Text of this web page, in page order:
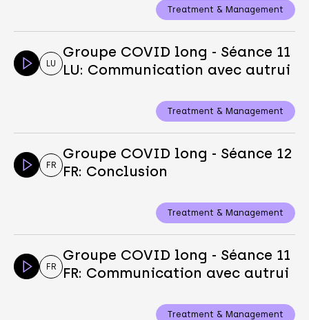
Treatment & Management
LU
Groupe COVID long - Séance 11
LU: Communication avec autrui
Treatment & Management
FR
Groupe COVID long - Séance 12
FR: Conclusion
Treatment & Management
FR
Groupe COVID long - Séance 11
FR: Communication avec autrui
Treatment & Management